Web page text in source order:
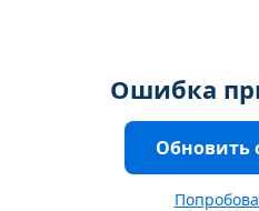
Ошибка
Обновить